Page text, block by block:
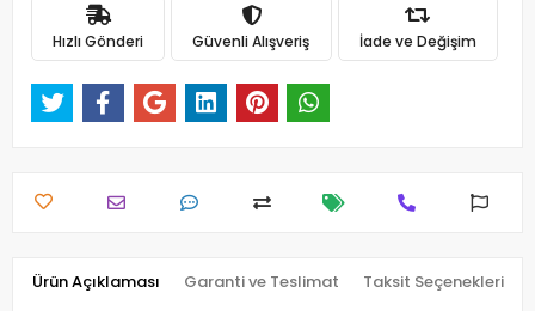
Hızlı Gönderi Güvenli Alışveriş İade ve Değişim
Ürün Açıklaması Garanti ve Teslimat Taksit Seçenekleri